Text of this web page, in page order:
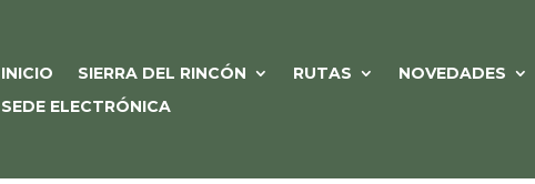
INICIO SIERRA DEL RINCÓN RUTAS NOVEDADES
SEDE ELECTRÓNICA